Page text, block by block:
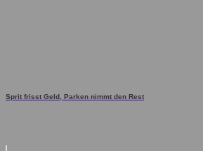
Sprit frisst Geld, Parken nimmt den Rest